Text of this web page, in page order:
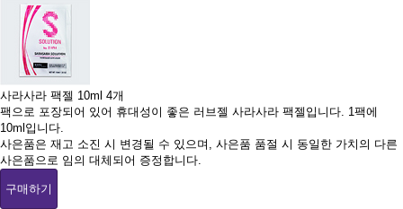
사라사라 팩젤 10ml 4개
팩으로 포장되어 있어 휴대성이 좋은 러브젤 사라사라 팩젤입니다. 1팩에
10ml입니다.
사은품은 재고 소진 시 변경될 수 있으며, 사은품 품절 시 동일한 가치의 다른
사은품으로 임의 대체되어 증정합니다.
구매하기